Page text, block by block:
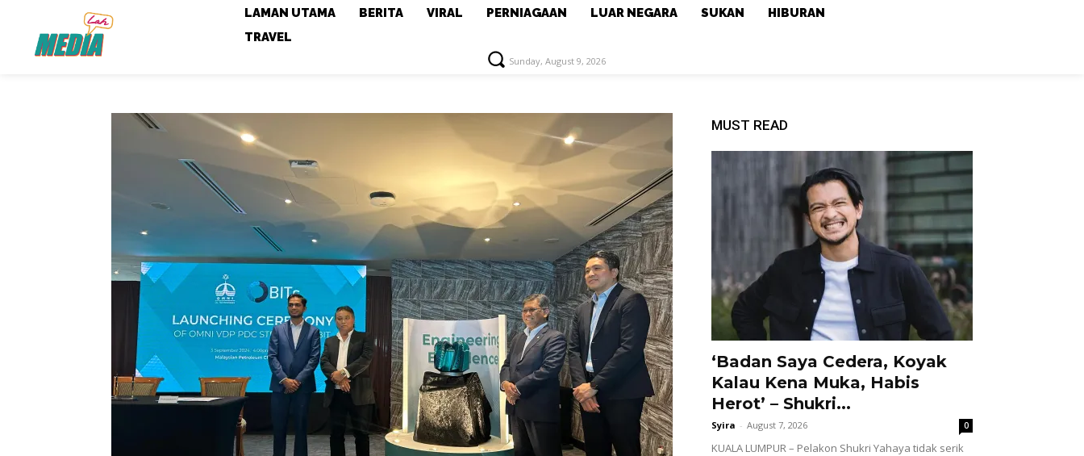
LAMAN UTAMA BERITA VIRAL PERNIAGAAN LUAR NEGARA SUKAN
HIBURAN
TRAVEL
Sunday, August 9, 2026
MUST READ
‘Badan Saya Cedera, Koyak
Kalau Kena Muka, Habis
Herot’ – Shukri...
Syira - August 7, 2026 0
KUALA LUMPUR – Pelakon Shukri Yahaya tidak serik